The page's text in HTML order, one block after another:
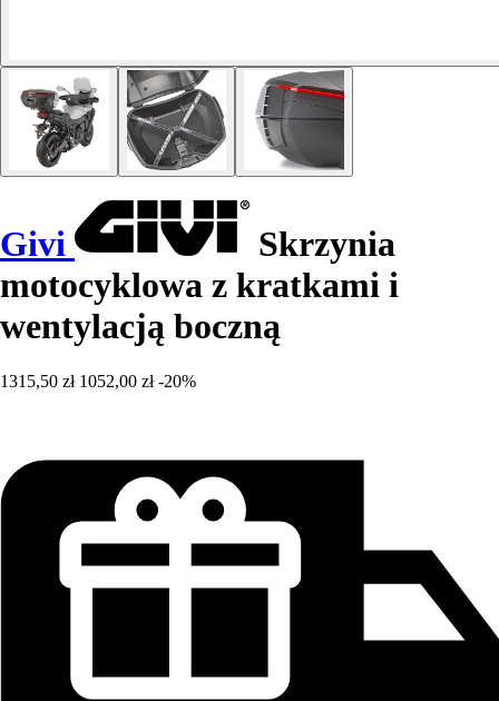
Givi
Skrzynia
motocyklowa z kratkami i
wentylacją boczną
1315,50 zł 1052,00 zł -20%